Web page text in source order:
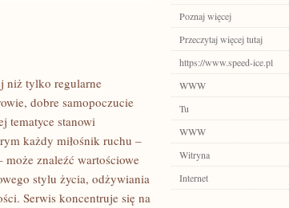
niż tylko regularne
dobre samopoczucie
tematyce stanowi
każdy miłośnik ruchu –
znaleźć wartościowe
stylu życia, odżywiania
Serwis koncentruje się na
Poznaj więcej
Przeczytaj więcej tutaj
https://www.speed-ice.pl
WWW
Tu
WWW
Witryna
Internet